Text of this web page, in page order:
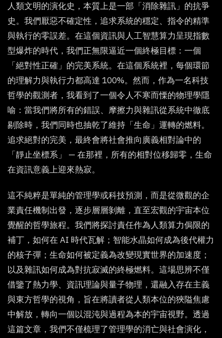
人類文明的演化史，本質上是一部「消除雜訊」的抗爭
史。我們厭惡不確定性，追求系統的穩定、指令的精準
與執行的零誤差。在這個資訊與人工智慧算力呈現指數
型爆炸的時代，我們正無限逼近一個終極目標：一個
「絕對性正確」的完美系統。在這個系統裡，每個環節
的理解力與執行力都高達 100%。然而，作為一名科技
哲學的觀測者，我看到了一個令人不寒而慄的物理學隱
喻：當我們將所有的錯誤、摩擦力與雜訊從系統中徹底
剔除時，我們同時也抽乾了維持「生命」運轉的燃料。
追求絕對的完美，最終會將社會推向廣義相對論中的
「靜止坐標系」 — 在那裡，所有的相對位移歸零，生命
在資訊意義上迎來熱寂。
這不純粹是單純的管理學或科技預測，而是從微觀的企
業責任機制出發，逐步層層剝離，直至宏觀的宇宙本位
覺醒的哲學旅程。我們將探討責任作為人類算力侷限的
補丁，如何在 AI 時代瓦解；智能水晶如何成為後代權力
的核子彈；生命如何被定義為改變現實世界的加速度；
以及雜訊如何成為對抗寂滅的終極燃料。這場思辨不僅
借鑒了熱力學、資訊理論與量子物理，還融入存在主義
與東方哲學的視角，旨在將讀者從人類本位的狹隘焦慮
中解放，轉向一個以混沌與過程為本的宇宙視野。透過
這篇文章，我們不僅梳理了管理學的消亡與社會演化，